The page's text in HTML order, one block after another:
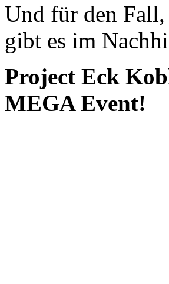
Und für den Fall,
gibt es im
Project Eck
MEGA Event!